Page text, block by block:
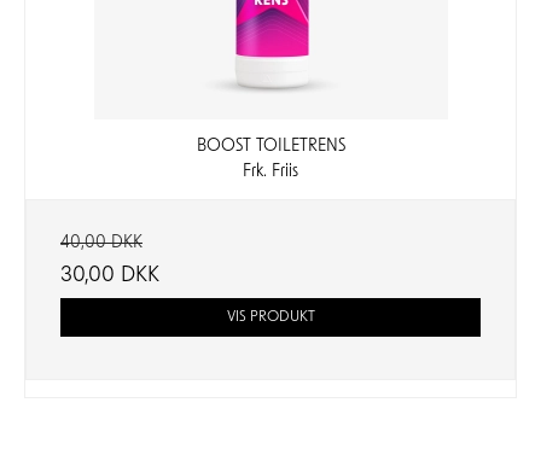
BOOST TOILETRENS
Frk. Friis
40,00 DKK
30,00 DKK
VIS PRODUKT